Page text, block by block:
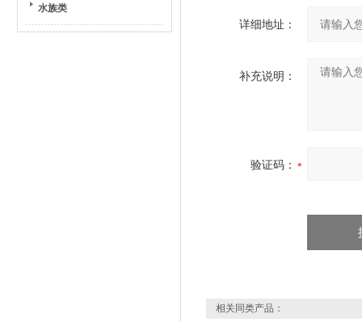
水族类
详细地址：
补充说明：
验证码：
相关同类产品：